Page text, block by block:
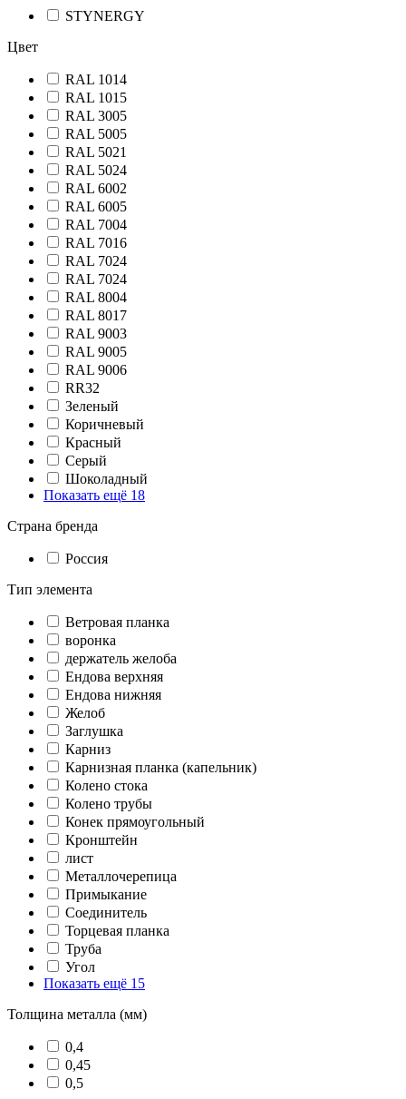
STYNERGY
Цвет
RAL 1014
RAL 1015
RAL 3005
RAL 5005
RAL 5021
RAL 5024
RAL 6002
RAL 6005
RAL 7004
RAL 7016
RAL 7024
RAL 7024
RAL 8004
RAL 8017
RAL 9003
RAL 9005
RAL 9006
RR32
Зеленый
Коричневый
Красный
Серый
Шоколадный
Показать ещё 18
Страна бренда
Россия
Тип элемента
Ветровая планка
воронка
держатель желоба
Ендова верхняя
Ендова нижняя
Желоб
Заглушка
Карниз
Карнизная планка (капельник)
Колено стока
Колено трубы
Конек прямоугольный
Кронштейн
лист
Металлочерепица
Примыкание
Соединитель
Торцевая планка
Труба
Угол
Показать ещё 15
Толщина металла (мм)
0,4
0,45
0,5